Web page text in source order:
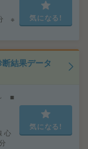
※
気になる!
結果データ
■
心
気になる!